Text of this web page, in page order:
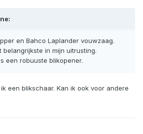
en Bahco Laplander vouwzaag.
belangrijkste in mijn uitrusting.
een robuuste blikopener.
een blikschaar. Kan ik ook voor andere